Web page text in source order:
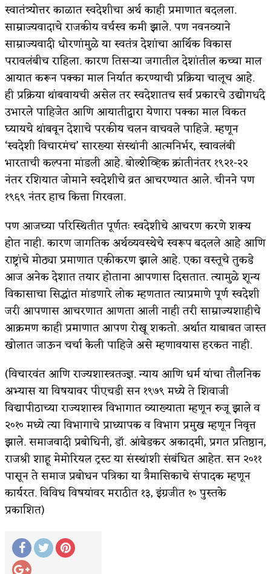
स्वातंत्र्योत्तर काळात स्वदेशीचा अर्थ काही प्रमाणात बदलला.
साम्राज्यवादाचे राजकीय वर्चस्व कमी झाले. पण नवनव्याने
साम्राज्यवादी धोरणांमुळे या स्वतंत्र देशांचा आर्थिक विकास
परावलंबीच राहिला. कारण तिसऱ्या जगातील देशांतील कच्चा माल
आयात करून पक्का माल निर्यात करण्याची प्रक्रिया चालूच आहे.
ही प्रक्रिया थांबवायची असेल तर स्वदेशातच सर्व प्रकारचे उद्योगधंदे
उभारले पाहिजेत आणि आयातीद्वारा येणारा पक्का माल विकत
घ्यायचे थांबवून देशाचे परकीय चलन वाचवले पाहिजे. म्हणून
‘स्वदेशी विचारमंच’ सारख्या संस्थांनी आत्मनिर्भर, स्वावलंबी
भारताची कल्पना मांडली आहे. बोल्शेव्हिक क्रांतीनंतर १९२१-२२
नंतर रशियात जोमाने स्वदेशीचे व्रत आचरण्यात आले. चीनने पण
१९६९ नंतर हाच कित्ता गिरवला.
पण आजच्या परिस्थितीत पूर्णतः स्वदेशीचे आचरण करणे शक्य
होत नाही. कारण जागतिक अर्थव्यवस्थेचे स्वरूप बदलले आहे आणि
राष्ट्रांचे मोठ्या प्रमाणात एकीकरण झाले आहे. एका वस्तूचे तुकडे
आज अनेक देशात तयार होताना आपणास दिसतात. त्यामुळे शून्य
विकासाचा सिद्धांत मांडणारे लोक म्हणतात त्याप्रमाणे पूर्ण स्वदेशी
जरी आपणास आचरणात आणता आली नाही तरी साम्राज्यशाहीचे
आक्रमण काही प्रमाणात आपण रोखू शकतो. अर्थात याबाबत जास्त
खोलात जाऊन चर्चा केली पाहिजे असे म्हणावयास हरकत नाही.
(विचारवंत आणि राज्यशास्त्रतज्ज्ञ. न्याय आणि धर्म यांचा तौलनिक
अभ्यास या विषयावर पीएचडी सन १९७९ मध्ये ते शिवाजी
विद्यापीठाच्या राज्यशास्त्र विभागात व्याख्याता म्हणून रुजू झाले व
२०१० मध्ये त्या विभागाचे प्राध्यापक व विभाग प्रमुख म्हणून निवृत्त
झाले. समाजवादी प्रबोधिनी, डॉ. आंबेडकर अकादमी, प्रगत प्रतिष्ठान,
राजश्री शाहू मेमोरियल ट्रस्ट या संस्थांशी संबंधित आहेत. सन २०११
पासून ते समाज प्रबोधन पत्रिका या त्रैमासिकाचे संपादक म्हणून
कार्यरत. विविध विषयांवर मराठीत १३, इंग्रजीत १० पुस्तके
प्रकाशित)